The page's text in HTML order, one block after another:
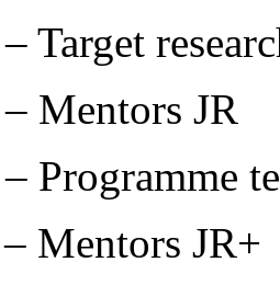
Target
Mentors JR
Programme
Mentors JR+